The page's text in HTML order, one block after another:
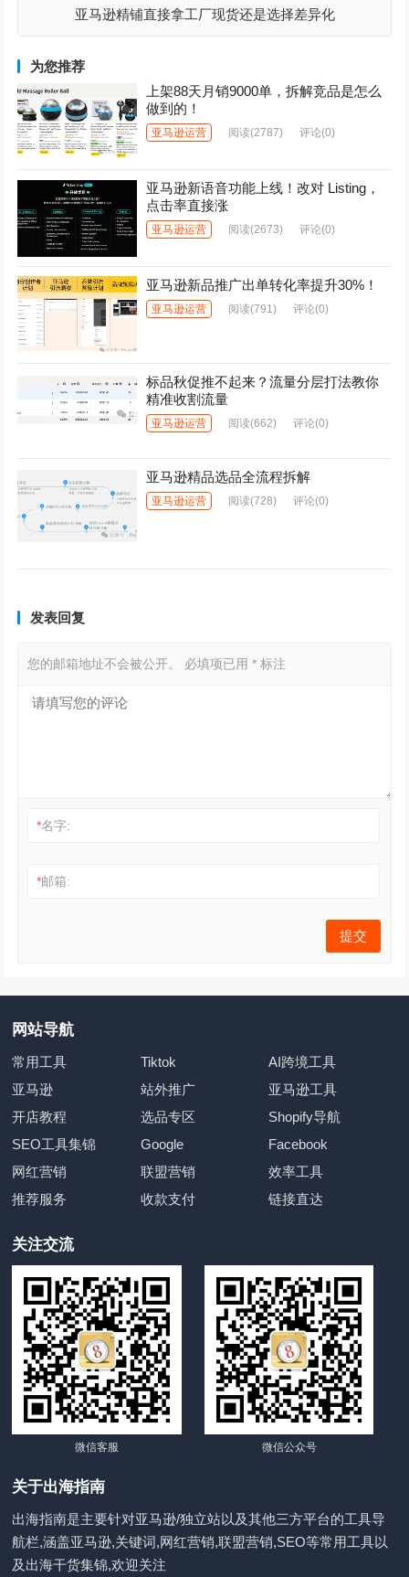
亚马逊精铺直接拿工厂现货还是选择差异化
为您推荐
上架88天月销9000单，拆解竞品是怎么
做到的！
亚马逊运营 阅读(2787) 评论(0)
亚马逊新语音功能上线！改对 Listing，
点击率直接涨
亚马逊运营 阅读(2673) 评论(0)
亚马逊新品推广出单转化率提升30%！
亚马逊运营 阅读(791) 评论(0)
标品秋促推不起来？流量分层打法教你
精准收割流量
亚马逊运营 阅读(662) 评论(0)
亚马逊精品选品全流程拆解
亚马逊运营 阅读(728) 评论(0)
发表回复
您的邮箱地址不会被公开。 必填项已用* 标注
*名字:
*邮箱:
网站导航
常用工具 Tiktok
AI跨境工具
亚马逊
站外推广
亚马逊工具
开店教程
选品专区
Shopify导航
SEO工具集锦
Google
Facebook
网红营销
联盟营销
效率工具
推荐服务
收款支付 链接直达
关注交流
微信客服 微信公众号
关于出海指南
出海指南是主要针对亚马逊/独立站以及其他三方平台的工具导
航栏,涵盖亚马逊,关键词,网红营销,联盟营销,SEO等常用工具以
及出海干货集锦,欢迎关注